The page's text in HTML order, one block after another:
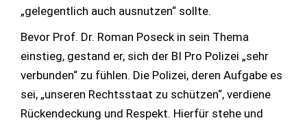
„gelegentlich auch ausnutzen“ sollte.
Bevor Prof. Dr. Roman Poseck in sein Thema
einstieg, gestand er, sich der BI Pro Polizei „sehr
verbunden“ zu fühlen. Die Polizei, deren Aufgabe es
sei, „unseren Rechtsstaat zu schützen“, verdiene
Rückendeckung und Respekt. Hierfür stehe und